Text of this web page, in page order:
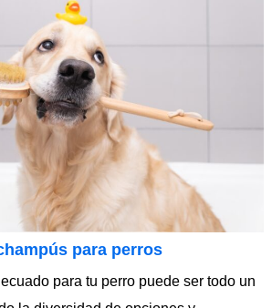
para perros
para tu perro puede ser todo un